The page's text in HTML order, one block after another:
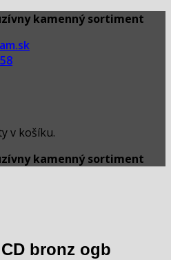
kamenný sortiment
v košíku.
kamenný sortiment
bronz ogb